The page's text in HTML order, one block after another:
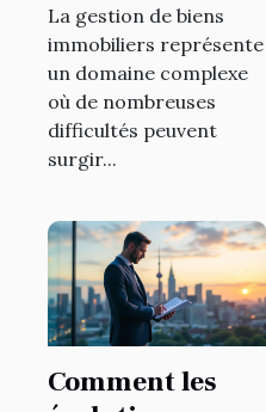
gestion de biens
immobiliers ?
La gestion de biens
immobiliers représente
un domaine complexe
où de nombreuses
difficultés peuvent
surgir...
Comment les